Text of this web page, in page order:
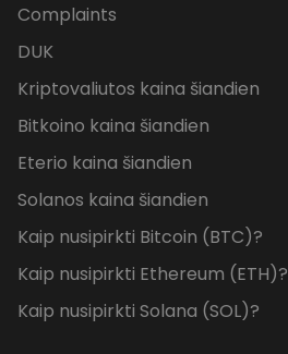
Complaints
DUK
Kriptovaliutos kaina šiandien
Bitkoino kaina šiandien
Eterio kaina šiandien
Solanos kaina šiandien
Kaip nusipirkti Bitcoin (BTC)?
Kaip nusipirkti Ethereum (ETH)?
Kaip nusipirkti Solana (SOL)?